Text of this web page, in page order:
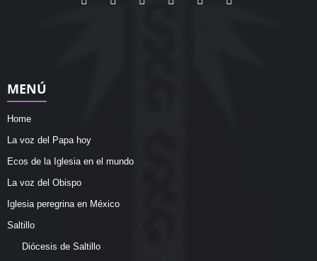
MENÚ
Home
La voz del Papa hoy
Ecos de la Iglesia en el mundo
La voz del Obispo
Iglesia peregrina en México
Saltillo
Diócesis de Saltillo